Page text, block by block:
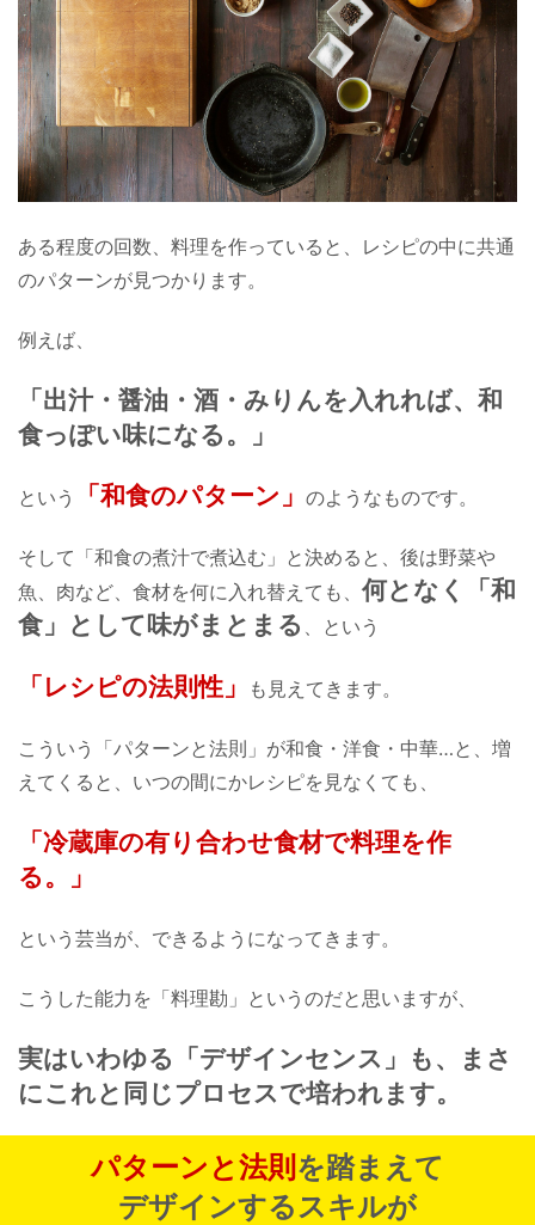
ある程度の回数、料理を作っていると、レシピの中に共通
のパターンが見つかります。
例えば、
「出汁・醤油・酒・みりんを入れれば、和
食っぽい味になる。」
という 「和食のパターン」 のようなものです。
そして「和食の煮汁で煮込む」と決めると、 後は野菜や
魚、肉など、食材を何に入れ替えても、 何となく「和
食」として味がまとまる 、という
「レシピの法則性」 も見えてきます。
こういう「パターンと法則」が和食・洋食・中華…と、増
えてくると、 いつの間にかレシピを見なくても、
「冷蔵庫の有り合わせ食材で料理を作
る。」
という芸当が、できるようになってきます。
こうした能力を「料理勘」というのだと思いますが、
実はいわゆる「デザインセンス」も、
まさ
にこれと同じプロセスで培われます。
パターンと法則 を踏まえて
デザインするスキルが